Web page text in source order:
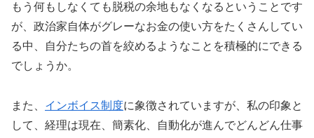
もう何もしなくても脱税の余地もなくなるということです
が、政治家自体がグレーなお金の使い方をたくさんしてい
る中、自分たちの首を絞めるようなことを積極的にできる
でしょうか。
また、 インボイス制度に象徴されていますが、私の印象と
して、経理は現在、簡素化、自動化が進んでどんどん仕事